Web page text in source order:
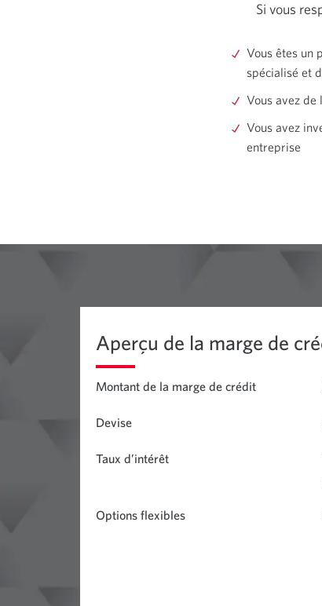
Si vous
Vous êtes un
spécialisé et
Vous avez de
Vous avez
entreprise
Aperçu de la marge de
Montant de la marge de crédit
Devise
Taux d’intérêt
Options flexibles